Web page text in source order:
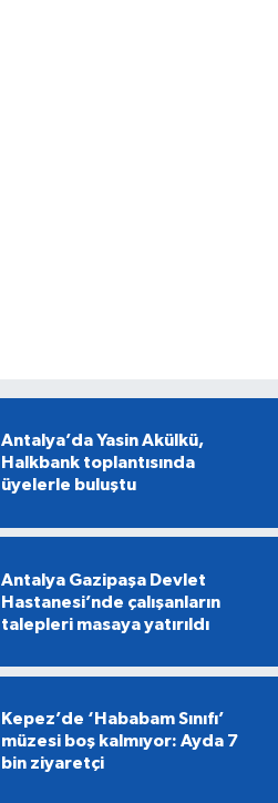
Antalya’da Yasin Akülkü,
Halkbank toplantısında
üyelerle buluştu
Antalya Gazipaşa Devlet
Hastanesi’nde çalışanların
talepleri masaya yatırıldı
Kepez’de ‘Hababam Sınıfı’
müzesi boş kalmıyor: Ayda 7
bin ziyaretçi